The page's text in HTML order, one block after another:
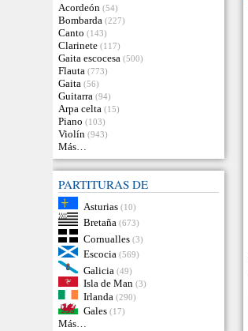
Acordeón (54)
Bombarda (227)
Canto (143)
Clarinete (117)
Gaita escocesa (500)
Flauta (773)
Gaita (56)
Guitarra (94)
Arpa celta (15)
Piano (103)
Violín (943)
Más…
PARTITURAS DE
Asturias (10)
Bretaña (673)
Cornualles (3)
Escocia (569)
Galicia (49)
Isla de Man (3)
Irlanda (290)
Gales (17)
Más…